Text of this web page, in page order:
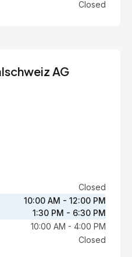
Closed
AG
Closed
10:00 AM - 12:00 PM
1:30 PM - 6:30 PM
10:00 AM - 4:00 PM
Closed